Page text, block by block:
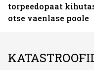
torpeedo­paat
otse vaenlase poole